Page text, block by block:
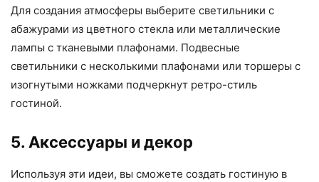
Для создания атмосферы выберите светильники с
абажурами из цветного стекла или металлические
лампы с тканевыми плафонами. Подвесные
светильники с несколькими плафонами или торшеры с
изогнутыми ножками подчеркнут ретро-стиль
гостиной.
5. Аксессуары и декор
Используя эти идеи, вы сможете создать гостиную в